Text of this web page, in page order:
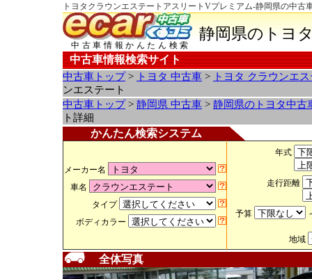
トヨタクラウンエステートアスリートVプレミアム-静岡県の中古
中古車情報かんたん検索
静岡県のトヨ
中古車情報検索サイト
中古車トップ> トヨタ 中古車 >
トヨタ クラウンエ
ンエステート
中古車トップ> 静岡県 中古車 > 静岡県のトヨタ中古
ト詳細
かんたん検索システム
メーカー名
車名
タイプ
ボディカラー
年式
走行距離
予算
地域
全体写真